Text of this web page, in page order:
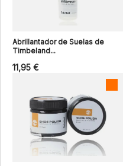
Abrillantador de Suelas de
Timbeland...
11,95 €